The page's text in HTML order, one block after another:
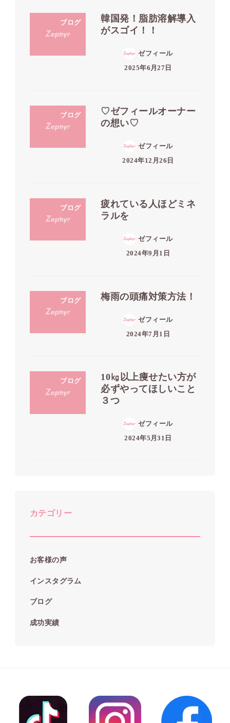
ブログ
韓国発！脂肪溶解導入
がスゴイ！！
ゼフィール
2025年6月27日
ブログ
♡ゼフィールオーナー
の想い♡
ゼフィール
2024年12月26日
ブログ
疲れている人ほどミネ
ラルを
ゼフィール
2024年9月1日
ブログ 梅雨の頭痛対策方法！
ゼフィール
2024年7月1日
ブログ
10㎏以上痩せたい方が
必ずやってほしいこと
３つ
ゼフィール
2024年5月31日
カテゴリー
お客様の声
インスタグラム
ブログ
成功実績